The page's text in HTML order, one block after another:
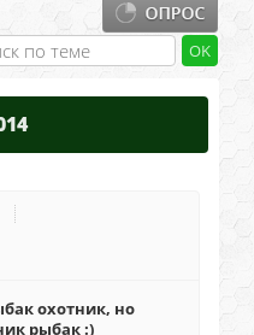
охотник, но
рыбак :)